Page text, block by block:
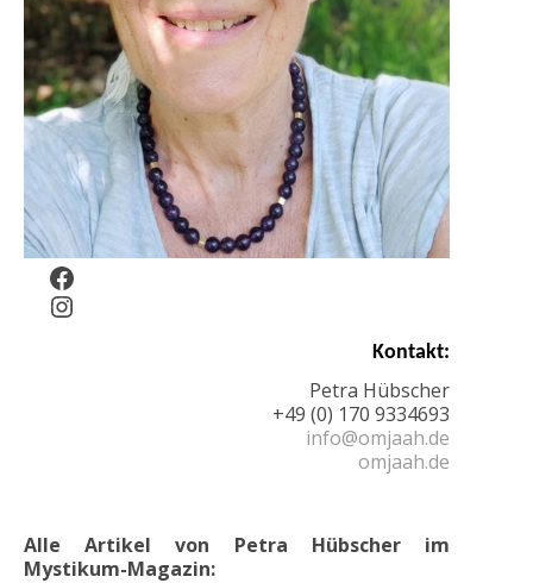
Facebook
Instagram
Kontakt:
Petra Hübscher
+49 (0) 170 9334693
info@omjaah.de
omjaah.de
Alle Artikel von Petra Hübscher im
Mystikum-Magazin: